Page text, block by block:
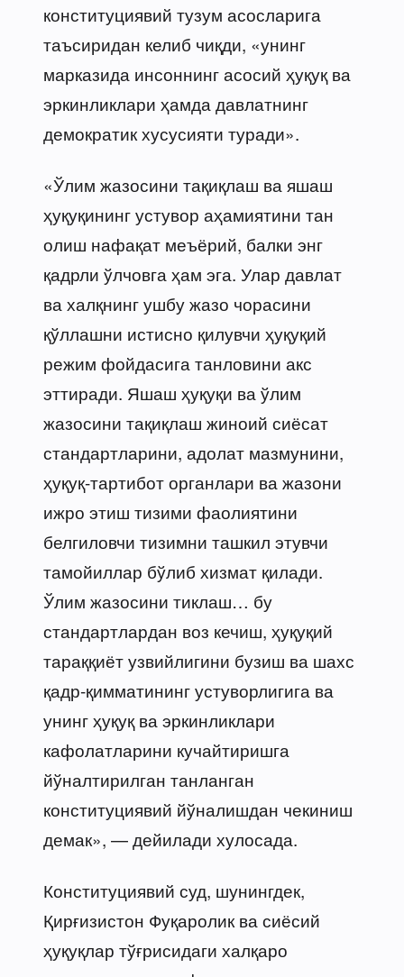
конституциявий тузум асосларига
таъсиридан келиб чиқди, «унинг
марказида инсоннинг асосий ҳуқуқ ва
эркинликлари ҳамда давлатнинг
демократик хусусияти туради».
«Ўлим жазосини тақиқлаш ва яшаш
ҳуқуқининг устувор аҳамиятини тан
олиш нафақат меъёрий, балки энг
қадрли ўлчовга ҳам эга. Улар давлат
ва халқнинг ушбу жазо чорасини
қўллашни истисно қилувчи ҳуқуқий
режим фойдасига танловини акс
эттиради. Яшаш ҳуқуқи ва ўлим
жазосини тақиқлаш жиноий сиёсат
стандартларини, адолат мазмунини,
ҳуқуқ-тартибот органлари ва жазони
ижро этиш тизими фаолиятини
белгиловчи тизимни ташкил этувчи
тамойиллар бўлиб хизмат қилади.
Ўлим жазосини тиклаш… бу
стандартлардан воз кечиш, ҳуқуқий
тараққиёт узвийлигини бузиш ва шахс
қадр-қимматининг устуворлигига ва
унинг ҳуқуқ ва эркинликлари
кафолатларини кучайтиришга
йўналтирилган танланган
конституциявий йўналишдан чекиниш
демак», — дейилади хулосада.
Конституциявий суд, шунингдек,
Қирғизистон Фуқаролик ва сиёсий
ҳуқуқлар тўғрисидаги халқаро